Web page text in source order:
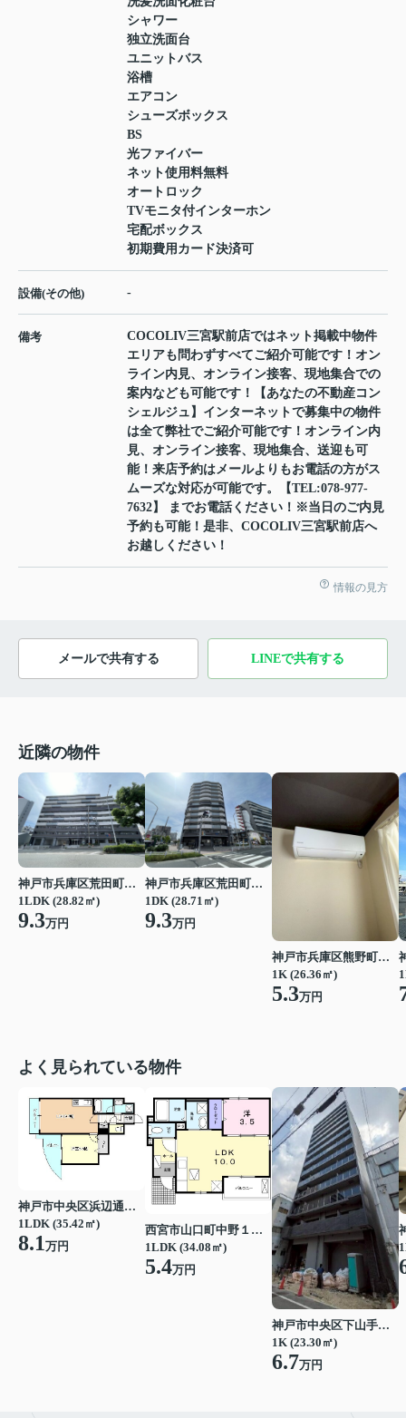
シャワー
独立洗面台
ユニットバス
浴槽
エアコン
シューズボックス
BS
光ファイバー
ネット使用料無料
オートロック
TVモニタ付インターホン
宅配ボックス
初期費用カード決済可
設備(その他) -
備考
COCOLIV三宮駅前店ではネット掲載中物件
エリアも問わずすべてご紹介可能です！オン
ライン内見、オンライン接客、現地集合での
案内なども可能です！【あなたの不動産コン
シェルジュ】インターネットで募集中の物件
は全て弊社でご紹介可能です！オンライン内
見、オンライン接客、現地集合、送迎も可
能！来店予約はメールよりもお電話の方がス
ムーズな対応が可能です。【TEL:078-977-
7632】 までお電話ください！※当日のご内見
予約も可能！是非、COCOLIV三宮駅前店へ
お越しください！
情報の見方
メールで共有する LINEで共有する
近隣の物件
神戸市兵庫区荒田町１丁目
1LDK (28.82㎡)
9.3万円
神戸市兵庫区荒田町１丁目
1DK (28.71㎡)
9.3万円
神戸市兵庫区熊野町５丁目
1K (26.36㎡)
5.3万円
よく見られている物件
神戸市中央区浜辺通３丁目
1LDK (35.42㎡)
8.1万円
西宮市山口町中野１丁目
1LDK (34.08㎡)
5.4万円
神戸市中央区下山手通７丁目
1K (23.30㎡)
6.7万円